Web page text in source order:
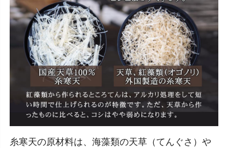
糸寒天の原材料は、海藻類の天草（てんぐさ）や